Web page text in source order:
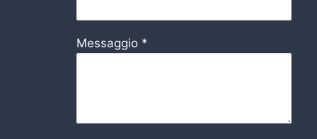
Messaggio *